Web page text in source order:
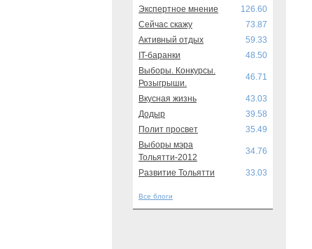
Экспертное мнение
126.60
Сейчас скажу
73.87
Активный отдых
59.33
IT-баранки
48.50
Выборы. Конкурсы.
Розыгрыши.
46.71
Вкусная жизнь
43.03
Додыр
39.58
Полит просвет
35.49
Выборы мэра
Тольятти-2012
34.76
Развитие Тольятти 33.03
Все блоги